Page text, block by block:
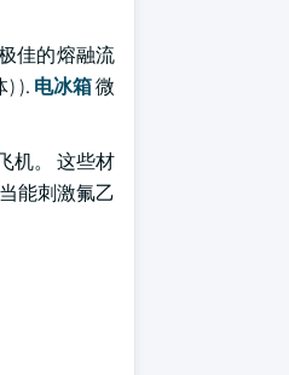
佳的熔融流
) ). 电冰箱微
机。 这些材
能刺激氟乙